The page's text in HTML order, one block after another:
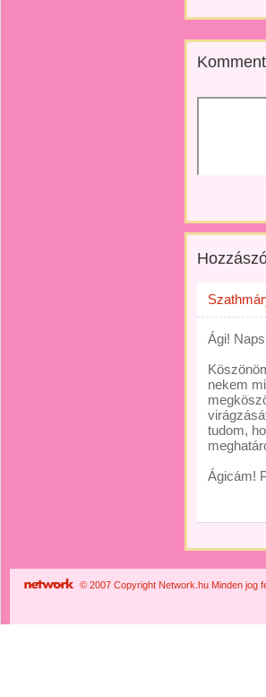
Ági!
nekem
tudom,
Ágicám!
© 2007 Copyright Network.hu Minden jog